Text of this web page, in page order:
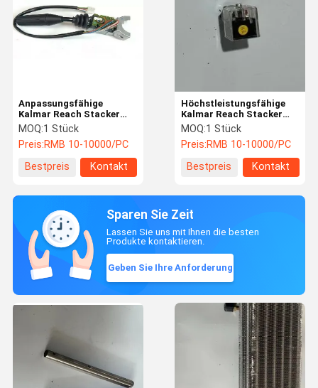
Anpassungsfähige
Kalmar Reach Stacker
Teile Gabelstapler
Getriebe Hebel Universal
MOQ:1 Stück
Preis:RMB 10-10000/PC
Bestpreis
Kontakt
Höchstleistungsfähige
Kalmar Reach Stacker
Teile mit einfacher
Installation
MOQ:1 Stück
Preis:RMB 10-10000/PC
Bestpreis
Kontakt
Sparen Sie Zeit
Lassen Sie uns mit Ihnen die besten
Produkte kontaktieren.
Geben Sie Ihre Anforderung